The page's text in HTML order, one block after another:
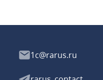
1c@rarus.ru